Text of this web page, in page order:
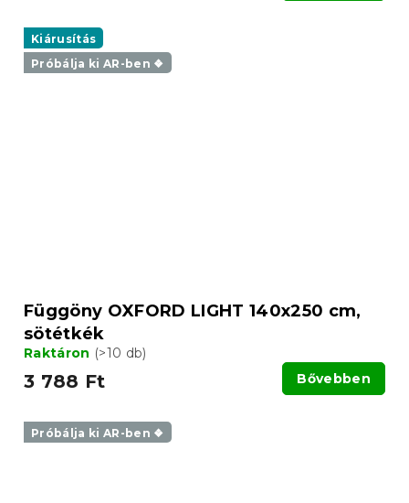
Kiárusítás
Próbálja ki AR-ben ❖
Függöny OXFORD LIGHT 140x250 cm,
sötétkék
Raktáron (>10 db)
3 788 Ft Bővebben
Próbálja ki AR-ben ❖